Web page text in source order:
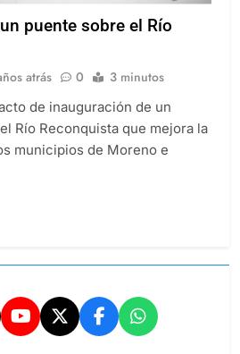
puente sobre el Río
atrás 0 3 minutos
de inauguración de un
Río Reconquista que mejora la
municipios de Moreno e